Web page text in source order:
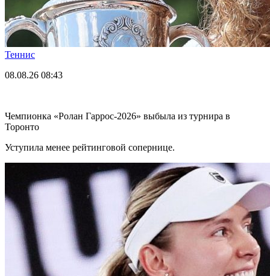
Теннис
08.08.26 08:43
Чемпионка «Ролан Гаррос-2026» выбыла из турнира в
Торонто
Уступила менее рейтинговой сопернице.